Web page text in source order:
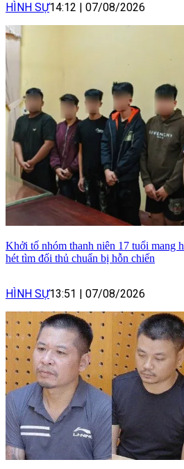
HÌNH SỰ14:12 07/08/2026
Khởi tố nhóm thanh niên 17 tuổi mang
hét tìm đối thủ chuẩn bị hỗn chiến
HÌNH SỰ13:51 07/08/2026